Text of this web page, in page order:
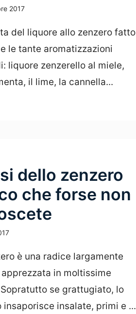
2017
del liquore allo zenzero fatto
le tante aromatizzazioni
liquore zenzerello al miele,
il lime, la cannella...
dello zenzero
che forse non
è una radice largamente
in moltissime
se grattugiato, lo
insaporisce insalate, primi e ...